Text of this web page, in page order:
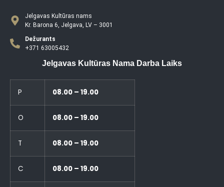
Jelgavas Kultūras nams
Kr. Barona 6, Jelgava, LV – 3001
Dežurants
+371 63005432
Jelgavas Kultūras Nama Darba Laiks
P 08.00 – 19.00
O 08.00 – 19.00
T 08.00 – 19.00
C 08.00 – 19.00